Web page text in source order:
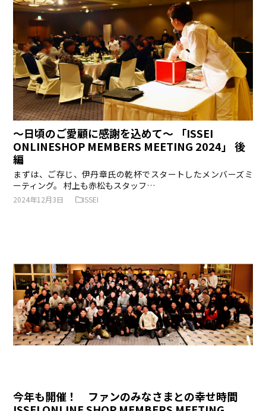
〜日頃のご愛顧に感謝を込めて〜 「ISSEI
ONLINESHOP MEMBERS MEETING 2024」 後
編
まずは、ご存じ、伊丹章氏の乾杯でスタートしたメンバーズミ
ーティング。 村上も赤松もスタッフ…
2024年12月3日 ISSEI
今年も開催！ ファンのみなさまとの幸せ時間